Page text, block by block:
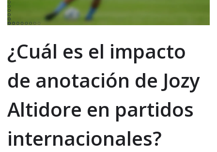
¿Cuál es el impacto
de anotación de Jozy
Altidore en partidos
internacionales?